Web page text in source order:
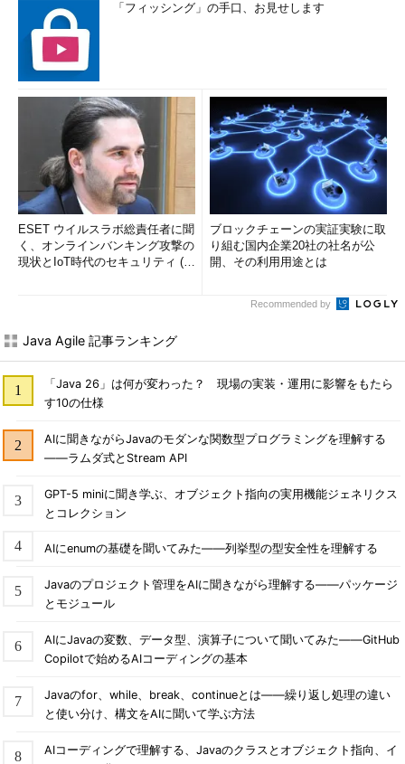
「フィッシング」の手口、お見せします
ESET ウイルスラボ総責任者に聞
く、オンラインバンキング攻撃の
現状とIoT時代のセキュリティ (1/
ブロックチェーンの実証実験に取
り組む国内企業20社の社名が公
開、その利用用途とは
Recommended by
Java Agile 記事ランキング
「Java 26」は何が変わった？ 現場の実装・運用に影響をもたら
す10の仕様
AIに聞きながらJavaのモダンな関数型プログラミングを理解する
――ラムダ式とStream API
GPT-5 miniに聞き学ぶ、オブジェクト指向の実用機能ジェネリクス
とコレクション
AIにenumの基礎を聞いてみた――列挙型の型安全性を理解する
Javaのプロジェクト管理をAIに聞きながら理解する――パッケージ
とモジュール
AIにJavaの変数、データ型、演算子について聞いてみた――GitHub
Copilotで始めるAIコーディングの基本
Javaのfor、while、break、continueとは――繰り返し処理の違い
と使い分け、構文をAIに聞いて学ぶ方法
AIコーディングで理解する、Javaのクラスとオブジェクト指向、イ